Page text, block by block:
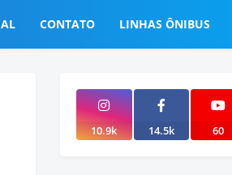
CONTATO LINHAS ÔNIBUS
10.9k 14.5k 60